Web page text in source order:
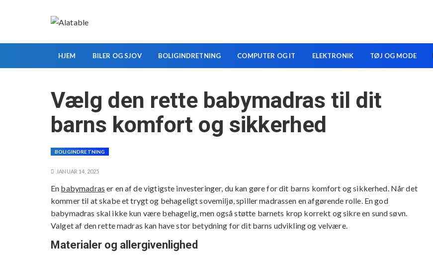
p
o
HJEM BILER OG SJOV BOLIGINDRETNING COMPUTER OG IT ELEKTRONIK TØJ OG MODE
Vælg den rette babymadras til dit
barns komfort og sikkerhed
BOLIGINDRETNING
JANUAR 14, 2025
En babymadras er en af de vigtigste investeringer, du kan gøre for dit barns komfort og sikkerhed. Når det
kommer til at skabe et trygt og behageligt sovemiljø, spiller madrassen en afgørende rolle. En god
babymadras skal ikke kun være behagelig, men også støtte barnets krop korrekt og sikre en sund søvn.
Valget af den rette madras kan have stor betydning for dit barns udvikling og velvære.
Materialer og allergivenlighed